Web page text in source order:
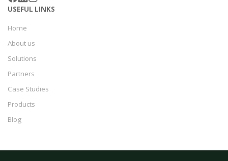
USEFUL LINKS
Home
About us
Solutions
Partners
Case Studies
Products
Blog